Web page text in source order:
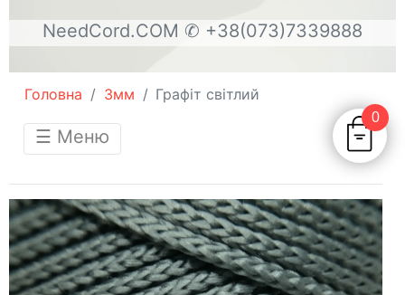
NeedCord.COM ✆ +38(073)7339888
0
Головна 3мм Графіт світлий
☰ Меню